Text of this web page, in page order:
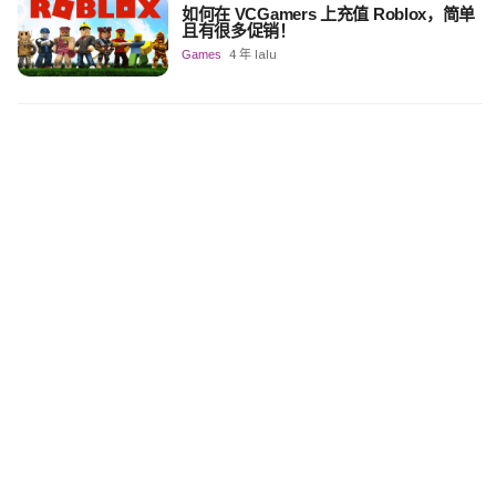
如何在 VCGamers 上充值 Roblox，简单
且有很多促销！
Games 4 年 lalu